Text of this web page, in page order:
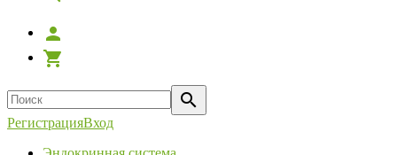
РегистрацияВход